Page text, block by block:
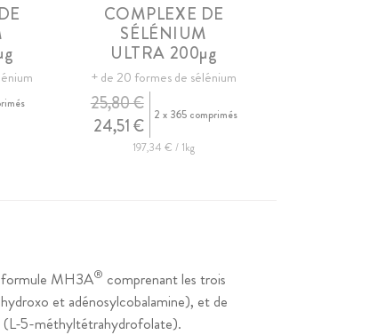
COMPLEXE DE
SÉLÉNIUM
ULTRA 200µg
+ de 20 formes de sélénium
24,51 €
25,80 € 2 x 365 comprimés
197,34 € / 1kg
formule MH3A® comprenant les trois
et adénosylcobalamine), et de
(L-5-méthyltétrahydrofolate).